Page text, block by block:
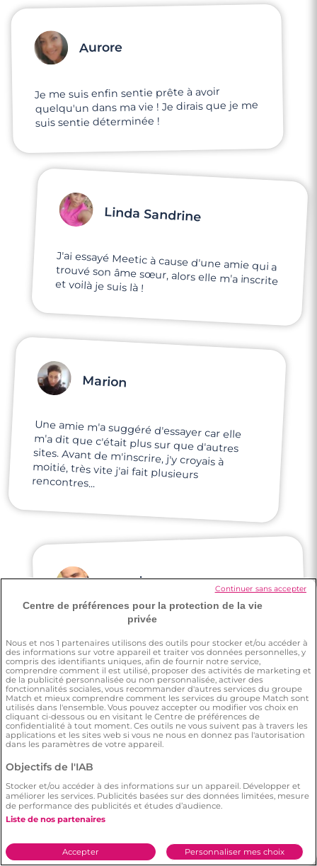
Rencontre à Le Beausset
Rencontre à Lorgues
Aurore
Je me suis enfin sentie prête à avoir
quelqu'un dans ma vie ! Je dirais que je me
suis sentie déterminée !
Linda Sandrine
J'ai essayé Meetic à cause d'une amie qui a
trouvé son âme sœur, alors elle m'a inscrite
et voilà je suis là !
Marion
Une amie m'a suggéré d'essayer car elle
m'a dit que c'était plus sur que d'autres
sites. Avant de m'inscrire, j'y croyais à
moitié, très vite j'ai fait plusieurs
rencontres...
Pascal
On m'a dit beaucoup bien de cette app de
rencontre. Je suis dans un état d'esprit très
motivé, j'ai vraiment envie rencontrer mon
âme-sœur et finir ma vie avec elle.
Anthony
Je préfère mon expérience sur Meetic que
celle sur les autres sites
Centre de préférences pour la protection de la vie
privée
Nous et nos 1 partenaires utilisons des outils pour stocker et/ou accéder à
des informations sur votre appareil et traiter vos données personnelles, y
compris des identifiants uniques, afin de fournir notre service,
comprendre comment il est utilisé, proposer des activités de marketing et
de la publicité personnalisée ou non personnalisée, activer des
fonctionnalités sociales, vous recommander d'autres services du groupe
Match et mieux comprendre comment les services du groupe Match sont
utilisés dans l'ensemble. Vous pouvez accepter ou modifier vos choix en
cliquant ci-dessous ou en visitant le Centre de préférences de
confidentialité à tout moment. Ces outils ne vous suivent pas à travers les
applications et les sites web si vous ne nous en donnez pas l'autorisation
dans les paramètres de votre appareil.
Objectifs de l'IAB
Stocker et/ou accéder à des informations sur un appareil. Développer et
améliorer les services. Publicités basées sur des données limitées, mesure
de performance des publicités et études d’audience.
Liste de nos partenaires
Personnaliser mes choix
Accepter
Continuer sans accepter